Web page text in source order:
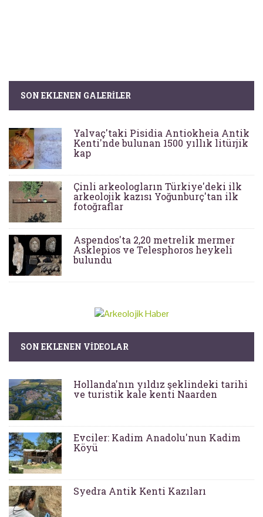
SON EKLENEN GALERILER
Yalvaç'taki Pisidia Antiokheia Antik
Kenti'nde bulunan 1500 yıllık litürjik
kap
Çinli arkeologların Türkiye'deki ilk
arkeolojik kazısı Yoğunburç'tan ilk
fotoğraflar
Aspendos'ta 2,20 metrelik mermer
Asklepios ve Telesphoros heykeli
bulundu
SON EKLENEN VIDEOLAR
Hollanda'nın yıldız şeklindeki tarihi
ve turistik kale kenti Naarden
Evciler: Kadim Anadolu'nun Kadim
Köyü
Syedra Antik Kenti Kazıları